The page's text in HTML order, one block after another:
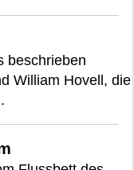
beschrieben
William Hovell, die